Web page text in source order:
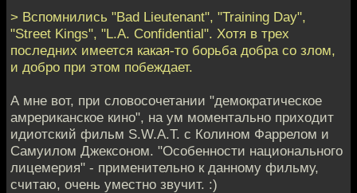
> Вспомнились "Bad Lieutenant", "Training Day",
"Street Kings", "L.A. Confidential". Хотя в трех
последних имеется какая-то борьба добра со злом,
и добро при этом побеждает.
А мне вот, при словосочетании "демократическое
амрериканское кино", на ум моментально приходит
идиотский фильм S.W.A.T. с Колином Фаррелом и
Самуилом Джексоном. "Особенности национального
лицемерия" - применительно к данному фильму,
считаю, очень уместно звучит. :)